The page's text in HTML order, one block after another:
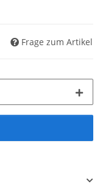
Frage zum Artikel